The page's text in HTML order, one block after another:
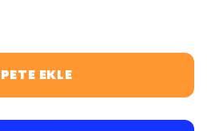
EKLE